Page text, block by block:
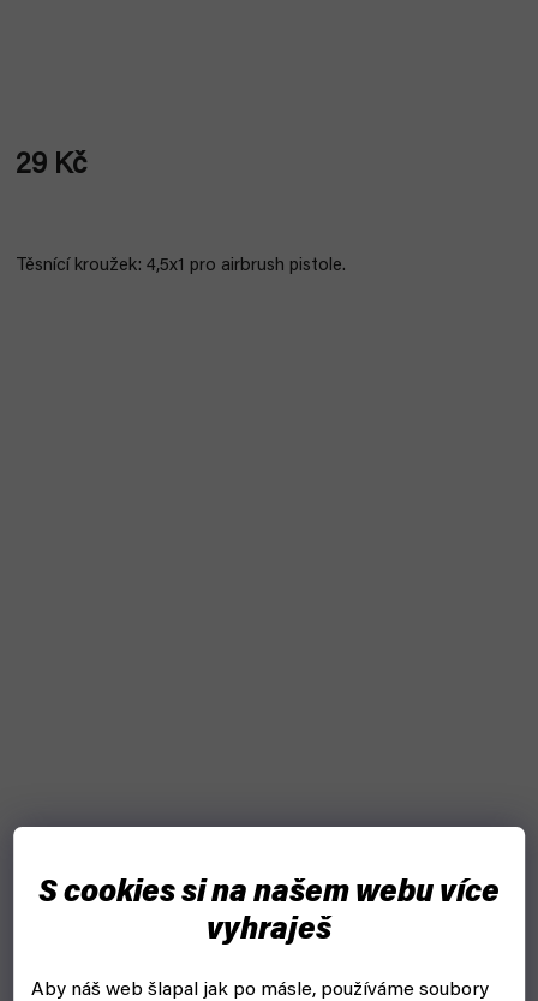
S cookies si na našem webu více
vyhraješ
Aby náš web šlapal jak po másle, používáme soubory
29 Kč
Těsnící kroužek: 4,5x1 pro airbrush pistole.
Jehla Royalmax AB-36 pro AB116 0,5 mm